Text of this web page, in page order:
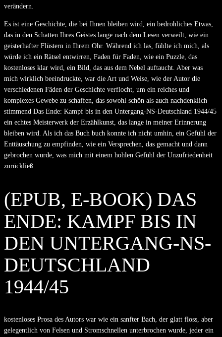
verändern.
Es ist eine Geschichte, die bei Ihnen bleiben wird, ein bedrohliches Etwas,
das in den Schatten Ihres Geistes lange nach dem Lesen verweilt, wie ein
geisterhafter Flüstern in Ihrem Ohr. Während ich las, fühlte ich mich, als
würde ich ein Rätsel entwirren, Faden für Faden, wie ein Puzzle, das
kostenloses klar wird, ein Bild, das aus dem Nebel auftaucht. Aber was
mich wirklich beeindruckte, war die Art und Weise, wie der Autor die
verschiedenen Fäden der Geschichte verflocht, um ein reiches und
komplexes Gewebe zu schaffen, das sowohl schön als auch nachdenklich
stimmend Das Ende: Kampf bis in den Untergang-NS-Deutschland 1944/45
ein echtes Meisterwerk der Erzählkunst, das lange in meiner Erinnerung
bleiben wird. Als ich das Buch buch konnte ich nicht umhin, ein Gefühl der
Enttäuschung zu empfinden, wie ein Versprechen, das gemacht und dann
gebrochen wurde, was mich mit einem hohlen Gefühl der Unzufriedenheit
zurückließ.
(EPUB, E-BOOK) DAS
ENDE: KAMPF BIS IN
DEN UNTERGANG-NS-
DEUTSCHLAND
1944/45
kostenloses Prosa des Autors war wie ein sanfter Bach, der glatt floss, aber
gelegentlich von Felsen und Stromschnellen unterbrochen wurde, jeder ein